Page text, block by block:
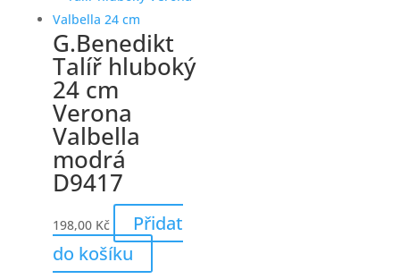
G.Benedikt
Talíř hluboký
24 cm
Verona
Valbella
modrá
D9417
198,00 Kč
Přidat
do košíku